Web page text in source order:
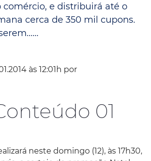
comércio, e distribuirá até o
cerca de 350 mil cupons.
às 12:01h por
01
neste domingo (12), às 17h30,